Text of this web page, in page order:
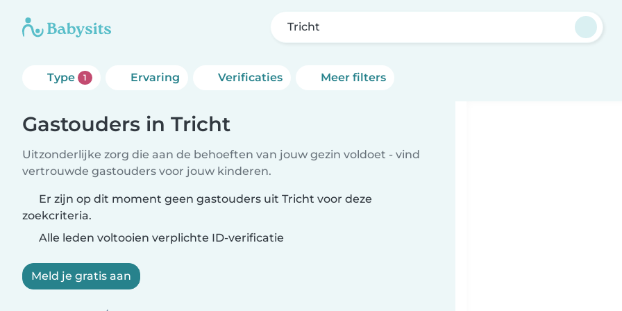
Tricht
Type 1 Ervaring Verificaties Meer filters
Gastouders in Tricht
Uitzonderlijke zorg die aan de behoeften van jouw gezin voldoet - vind
vertrouwde gastouders voor jouw kinderen.
Er zijn op dit moment geen gastouders uit Tricht voor deze
zoekcriteria.
Alle leden voltooien verplichte ID-verificatie
Meld je gratis aan